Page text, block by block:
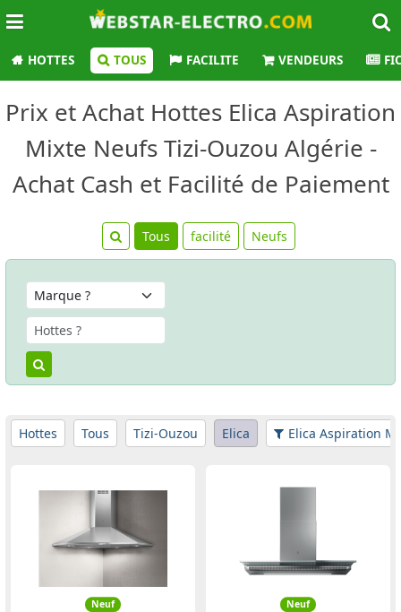
HOTTES TOUS FACILITE VENDEURS
Prix et Achat Hottes Elica Aspiration
Mixte Neufs Tizi-Ouzou Algérie -
Achat Cash et Facilité de Paiement
Tous facilité Neufs
Hottes Tous Tizi-Ouzou Elica Elica Aspiration
Neuf Neuf